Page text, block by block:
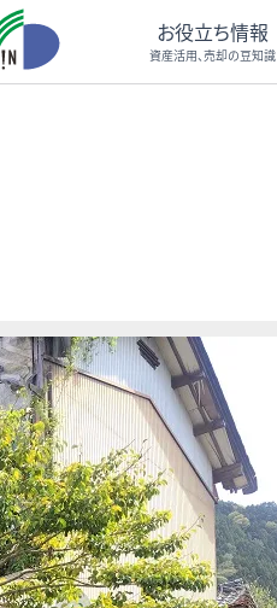
お役立ち情報
資産活用、売却の豆知識